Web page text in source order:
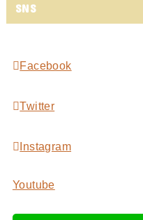
SNS
Facebook
Twitter
Instagram
Youtube